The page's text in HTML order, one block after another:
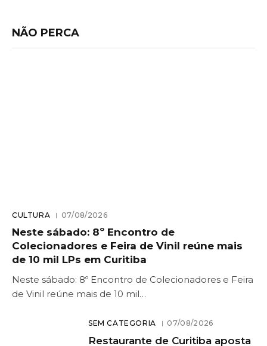
NÃO PERCA
CULTURA 07/08/2026
Neste sábado: 8º Encontro de
Colecionadores e Feira de Vinil reúne mais
de 10 mil LPs em Curitiba
Neste sábado: 8º Encontro de Colecionadores e Feira
de Vinil reúne mais de 10 mil…
SEM CATEGORIA 07/08/2026
Restaurante de Curitiba aposta